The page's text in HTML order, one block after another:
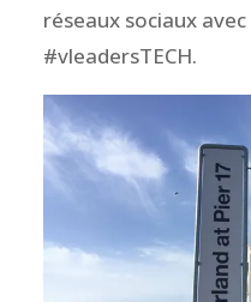
réseaux sociaux
#vleadersTECH.